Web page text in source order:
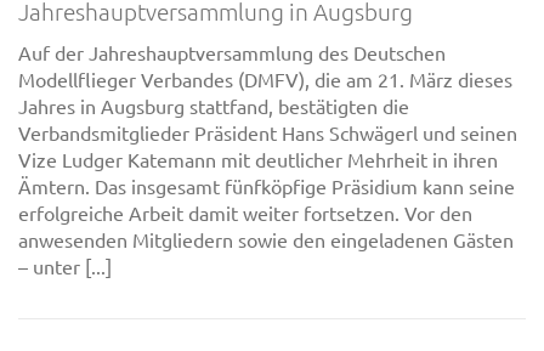
Jahreshauptversammlung in Augsburg
Auf der Jahreshauptversammlung des Deutschen
Modellflieger Verbandes (DMFV), die am 21. März dieses
Jahres in Augsburg stattfand, bestätigten die
Verbandsmitglieder Präsident Hans Schwägerl und seinen
Vize Ludger Katemann mit deutlicher Mehrheit in ihren
Ämtern. Das insgesamt fünfköpfige Präsidium kann seine
erfolgreiche Arbeit damit weiter fortsetzen. Vor den
anwesenden Mitgliedern sowie den eingeladenen Gästen
– unter [...]